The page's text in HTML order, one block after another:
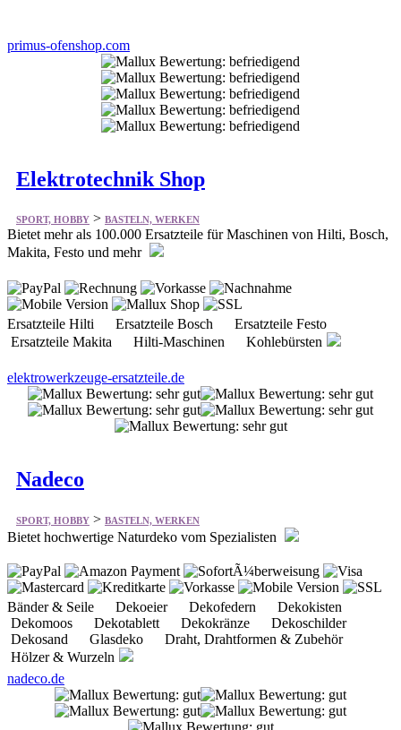
primus-ofenshop.com
Elektrotechnik Shop
SPORT, HOBBY > BASTELN, WERKEN
Bietet mehr als 100.000 Ersatzteile für Maschinen von Hilti, Bosch,
Makita, Festo und mehr
Ersatzteile Hilti Ersatzteile Bosch Ersatzteile Festo
Ersatzteile Makita Hilti-Maschinen Kohlebürsten
elektrowerkzeuge-ersatzteile.de
Nadeco
SPORT, HOBBY > BASTELN, WERKEN
Bietet hochwertige Naturdeko vom Spezialisten
Bänder & Seile Dekoeier Dekofedern Dekokisten
Dekomoos Dekotablett Dekokränze Dekoschilder
Dekosand Glasdeko Draht, Drahtformen & Zubehör
Hölzer & Wurzeln
nadeco.de